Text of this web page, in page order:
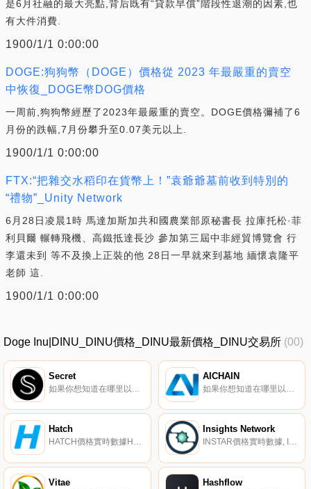
是6月社融的最大亮點,背后既有“貸款早償”階段性退潮的因素,也
有大件消費.
1900/1/1 0:00:00
DOGE:狗狗幣（DOGE）價格從 2023 年最嚴重的賣空
中恢復_DOGE幣DOG價格
一周前,狗狗幣經歷了2023年最嚴重的賣空。DOGE價格彌補了6
月份的跌幅,7月份攀升至0.07美元以上.
1900/1/1 0:00:00
FTX:“把雜交水稻印在貨幣上！”袁爺爺墓前收到特別的
“禮物”_Unity Network
6月28日凌晨1時 馬達加斯加共和國農業部原秘書長 拉庫托松·菲
利貝爾 輾轉飛機、高鐵抵達長沙 參加第三屆中非經貿博覽會 行
李還未到 等不及換上正裝的他 28日一早就來到墓地 緬懷袁隆平
老師 這.
1900/1/1 0:00:00
Doge Inu|DINU_DINU價格_DINU最新價格_DINU交易所 (00)
Secret AICHAIN
Hatch
HATCH價格實時數據Hatch將自己描述為一種專注于支付行業的開源對等加密貨幣。Hatch旨在提供一種匿名、便攜、廉價、快速的貨幣形式。其目標是成為世界上最用戶友好和可擴展的支付系統.
Insights Network
INSTAR價格實時數據, INSTAR是由Insights Network團隊開發的原生加密貨幣代幣,為INSTAR區塊鏈提供動力。Instar區塊鏈是一個全面運營、去中心化的委托權益證明區塊鏈,使用EOS開源軟件和sMPC技術進行數據交換.
Vitae Hashflow